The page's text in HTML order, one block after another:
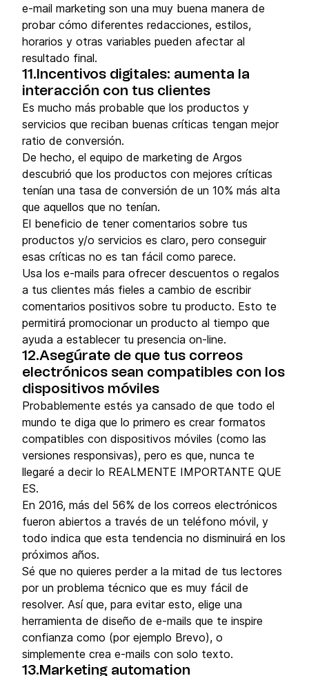
e-mail marketing son una muy buena manera de
probar cómo diferentes redacciones, estilos,
horarios y otras variables pueden afectar al
resultado final.
11.Incentivos digitales: aumenta la
interacción con tus clientes
Es mucho más probable que los productos y
servicios que reciban buenas críticas tengan mejor
ratio de conversión.
De hecho, el equipo de marketing de Argos
descubrió que los productos con mejores críticas
tenían una tasa de conversión de un 10% más alta
que aquellos que no tenían.
El beneficio de tener comentarios sobre tus
productos y/o servicios es claro, pero conseguir
esas críticas no es tan fácil como parece.
Usa los e-mails para ofrecer descuentos o regalos
a tus clientes más fieles a cambio de escribir
comentarios positivos sobre tu producto. Esto te
permitirá promocionar un producto al tiempo que
ayuda a establecer tu presencia on-line.
12.Asegúrate de que tus correos
electrónicos sean compatibles con los
dispositivos móviles
Probablemente estés ya cansado de que todo el
mundo te diga que lo primero es crear formatos
compatibles con dispositivos móviles (como las
versiones responsivas), pero es que, nunca te
llegaré a decir lo REALMENTE IMPORTANTE QUE
ES.
En 2016, más del 56% de los correos electrónicos
fueron abiertos a través de un teléfono móvil, y
todo indica que esta tendencia no disminuirá en los
próximos años.
Sé que no quieres perder a la mitad de tus lectores
por un problema técnico que es muy fácil de
resolver. Así que, para evitar esto, elige una
herramienta de diseño de e-mails que te inspire
confianza como (por ejemplo Brevo), o
simplemente crea e-mails con solo texto.
13.Marketing automation